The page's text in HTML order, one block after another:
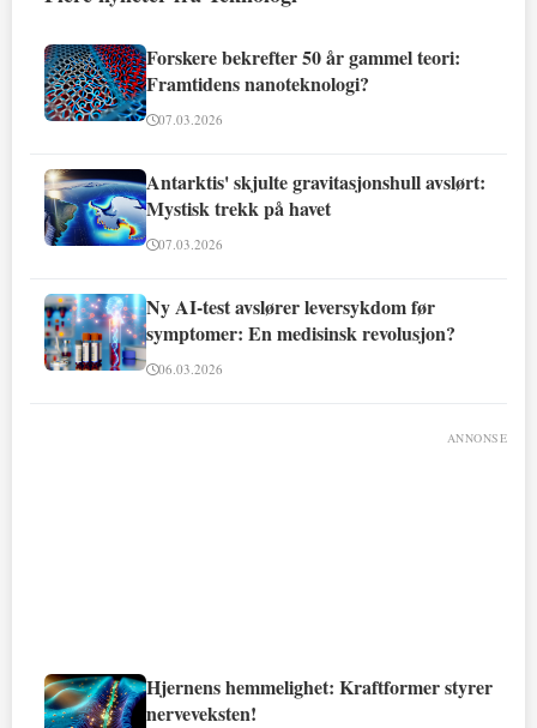
Forskere bekrefter 50 år gammel teori:
Framtidens nanoteknologi?
07.03.2026
Antarktis' skjulte gravitasjonshull avslørt:
Mystisk trekk på havet
07.03.2026
Ny AI-test avslører leversykdom før
symptomer: En medisinsk revolusjon?
06.03.2026
ANNONSE
Hjernens hemmelighet: Kraftformer styrer
nerveveksten!